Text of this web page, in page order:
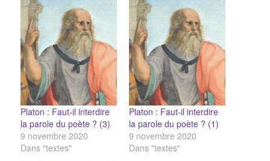
Platon : Faut-il interdire
la parole du poète ? (3)
9 novembre 2020
Dans "textes"
Platon : Faut-il interdire
la parole du poète ? (1)
9 novembre 2020
Dans "textes"